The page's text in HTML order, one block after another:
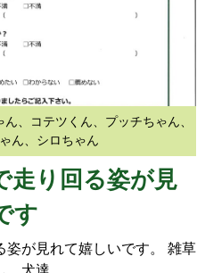
、コテツくん、プッチちゃん、
ん、シロちゃん
走り回る姿が見
す
姿が見れて嬉しいです。 雑草
、犬達